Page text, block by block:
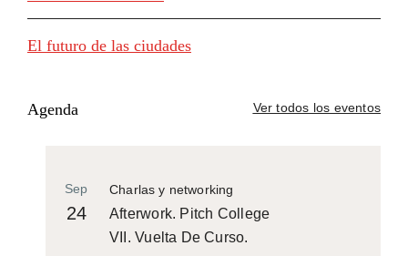
El futuro de las ciudades
Agenda Ver todos los eventos
Charlas y networking
Sep
24
Afterwork. Pitch College
VII. Vuelta De Curso.